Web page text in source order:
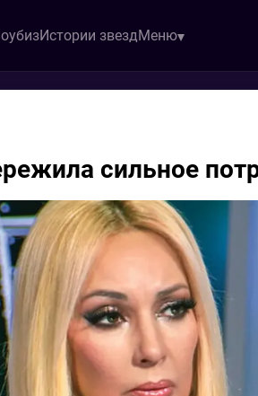
Истории звездМеню
сильное